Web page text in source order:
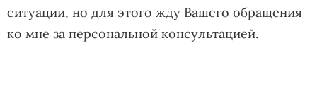
ситуации, но для этого жду Вашего обращения
ко мне за персональной консультацией.